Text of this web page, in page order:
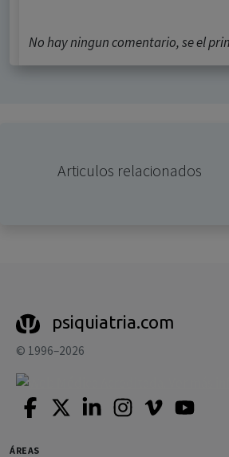
No hay ningun comentario, se el
Articulos relacionados
psiquiatria.com
© 1996–2026
ÁREAS